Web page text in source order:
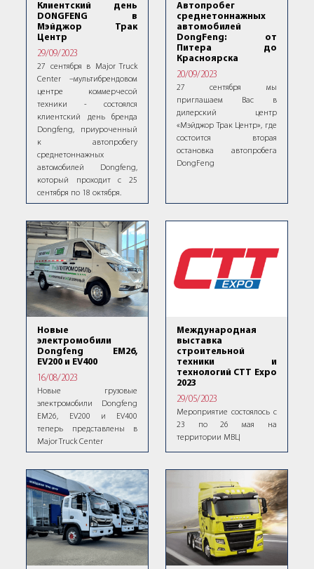
Клиентский день
DONGFENG в
Мэйджор Трак
Центр
29/09/2023
27 сентября в Major Truck
Center –мультибрендовом
центре коммерчесой
техники - состоялся
клиентский день бренда
Dongfeng, приуроченный
к автопробегу
среднетоннажных
автомобилей Dongfeng,
который проходит с 25
сентября по 18 октября.
Автопробег
среднетоннажных
автомобилей
DongFeng: от
Питера до
Красноярска
20/09/2023
27 сентября мы
приглашаем Вас в
дилерский центр
«Мэйджор Трак Центр», где
состоится вторая
остановка автопробега
DongFeng
Новые
электромобили
Dongfeng EM26,
EV200 и EV400
16/08/2023
Новые грузовые
электромобили Dongfeng
EM26, EV200 и EV400
теперь представлены в
Major Truck Center
Международная
выставка
строительной
техники и
технологий CTT Expo
2023
29/05/2023
Мероприятие состоялось с
23 по 26 мая на
территории МВЦ